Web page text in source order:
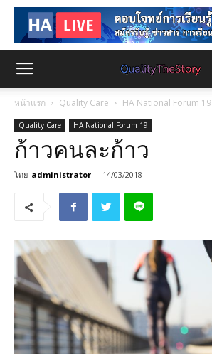
หน้าแรก Quality Care HA National Forum 19
Quality Care HA National Forum 19
ก้าวคนละก้าว
โดย administrator - 14/03/2018